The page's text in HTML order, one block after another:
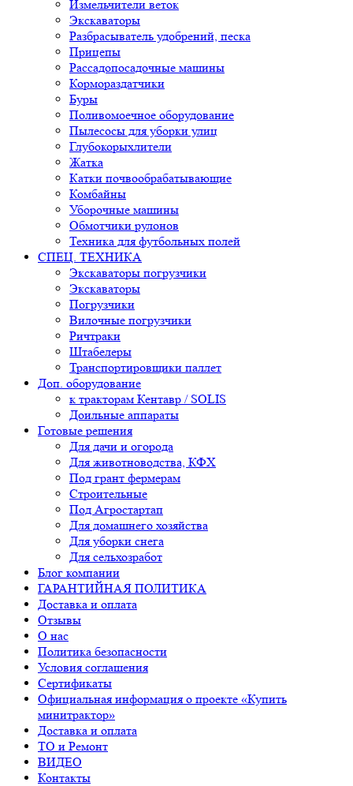
Измельчители веток
Экскаваторы
Разбрасыватель удобрений, песка
Прицепы
Рассадопосадочные машины
Кормораздатчики
Буры
Поливомоечное оборудование
Пылесосы для уборки улиц
Глубокорыхлители
Жатка
Катки почвообрабатывающие
Комбайны
Уборочные машины
Обмотчики рулонов
Техника для футбольных полей
СПЕЦ. ТЕХНИКА
Экскаваторы погрузчики
Экскаваторы
Погрузчики
Вилочные погрузчики
Ричтраки
Штабелеры
Транспортировщики паллет
Доп. оборудование
к тракторам Кентавр / SOLIS
Доильные аппараты
Готовые решения
Для дачи и огорода
Для животноводства, КФХ
Под грант фермерам
Строительные
Под Агростартап
Для домашнего хозяйства
Для уборки снега
Для сельхозработ
Блог компании
ГАРАНТИЙНАЯ ПОЛИТИКА
Доставка и оплата
Отзывы
О нас
Политика безопасности
Условия соглашения
Сертификаты
Официальная информация о проекте «Купить
минитрактор»
Доставка и оплата
ТО и Ремонт
ВИДЕО
Контакты